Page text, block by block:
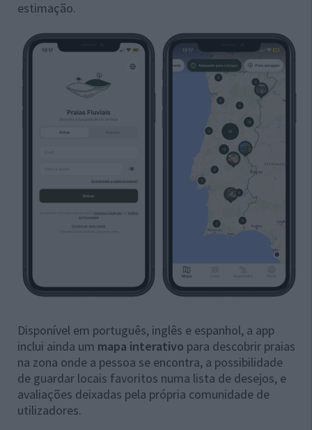
estimação.
Disponível em português, inglês e espanhol, a app
inclui ainda um mapa interativo para descobrir praias
na zona onde a pessoa se encontra, a possibilidade
de guardar locais favoritos numa lista de desejos, e
avaliações deixadas pela própria comunidade de
utilizadores.